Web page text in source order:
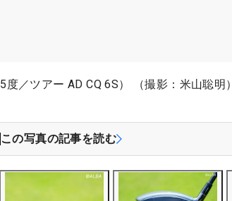
／ツアー AD CQ 6S） （撮影：米山聡明）
この写真の記事を読む